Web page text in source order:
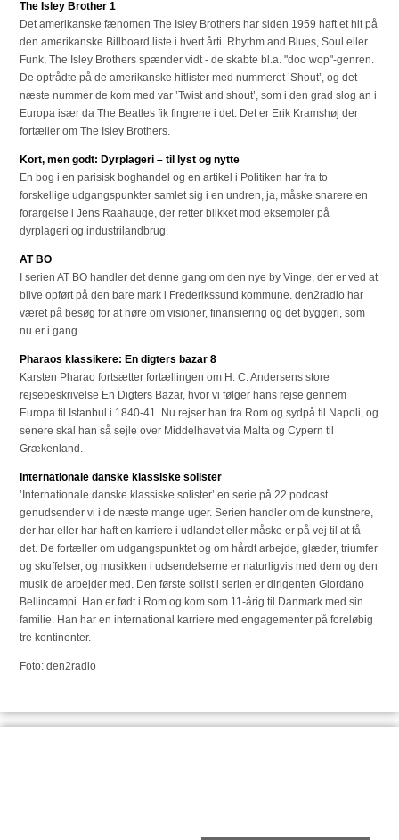
The Isley Brother 1
Det amerikanske fænomen The Isley Brothers har siden 1959 haft et hit på
den amerikanske Billboard liste i hvert årti. Rhythm and Blues, Soul eller
Funk, The Isley Brothers spænder vidt - de skabte bl.a. "doo wop"-genren.
De optrådte på de amerikanske hitlister med nummeret ’Shout’, og det
næste nummer de kom med var ’Twist and shout’, som i den grad slog an i
Europa især da The Beatles fik fingrene i det. Det er Erik Kramshøj der
fortæller om The Isley Brothers.
Kort, men godt: Dyrplageri – til lyst og nytte
En bog i en parisisk boghandel og en artikel i Politiken har fra to
forskellige udgangspunkter samlet sig i en undren, ja, måske snarere en
forargelse i Jens Raahauge, der retter blikket mod eksempler på
dyrplageri og industrilandbrug.
AT BO
I serien AT BO handler det denne gang om den nye by Vinge, der er ved at
blive opført på den bare mark i Frederikssund kommune. den2radio har
været på besøg for at høre om visioner, finansiering og det byggeri, som
nu er i gang.
Pharaos klassikere: En digters bazar 8
Karsten Pharao fortsætter fortællingen om H. C. Andersens store
rejsebeskrivelse En Digters Bazar, hvor vi følger hans rejse gennem
Europa til Istanbul i 1840-41. Nu rejser han fra Rom og sydpå til Napoli, og
senere skal han så sejle over Middelhavet via Malta og Cypern til
Grækenland.
Internationale danske klassiske solister
’Internationale danske klassiske solister’ en serie på 22 podcast
genudsender vi i de næste mange uger. Serien handler om de kunstnere,
der har eller har haft en karriere i udlandet eller måske er på vej til at få
det. De fortæller om udgangspunktet og om hårdt arbejde, glæder, triumfer
og skuffelser, og musikken i udsendelserne er naturligvis med dem og den
musik de arbejder med. Den første solist i serien er dirigenten Giordano
Bellincampi. Han er født i Rom og kom som 11-årig til Danmark med sin
familie. Han har en international karriere med engagementer på foreløbig
tre kontinenter.
Foto: den2radio